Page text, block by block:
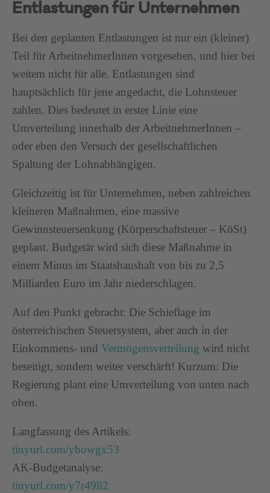
Entlastungen für Unternehmen
Bei den geplanten Entlastungen ist nur ein (kleiner)
Teil für ArbeitnehmerInnen vorgesehen, und hier bei
weitem nicht für alle. Entlastungen sind
hauptsächlich für jene angedacht, die Lohnsteuer
zahlen. Dies bedeutet in erster Linie eine
Umverteilung innerhalb der ArbeitnehmerInnen –
oder eben den Versuch der gesellschaftlichen
Spaltung der Lohnabhängigen.
Gleichzeitig ist für Unternehmen, neben zahlreichen
kleineren Maßnahmen, eine massive
Gewinnsteuersenkung (Körperschaftsteuer – KöSt)
geplant. Budgetär wird sich diese Maßnahme in
einem Minus im Staatshaushalt von bis zu 2,5
Milliarden Euro im Jahr niederschlagen.
Auf den Punkt gebracht: Die Schieflage im
österreichischen Steuersystem, aber auch in der
Einkommens- und Vermögensverteilung wird nicht
beseitigt, sondern weiter verschärft! Kurzum: Die
Regierung plant eine Umverteilung von unten nach
oben.
Langfassung des Artikels:
tinyurl.com/ybowgx53
AK-Budgetanalyse:
tinyurl.com/y7r49ll2